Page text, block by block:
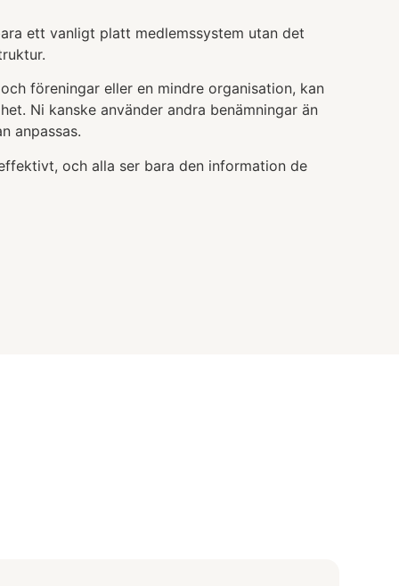
ett vanligt platt medlemssystem utan det
föreningar eller en mindre organisation, kan
Ni kanske använder andra benämningar än
anpassas.
och alla ser bara den information de